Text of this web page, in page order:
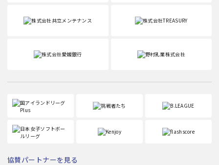
協賛パートナーを見る